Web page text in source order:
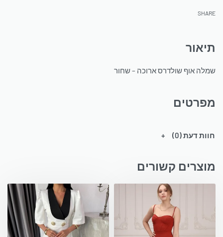
SHARE
תיאור
שמלה אוף שולדרס ארוכה – שחור
מפרטים
חוות דעת (0)
מוצרים קשורים